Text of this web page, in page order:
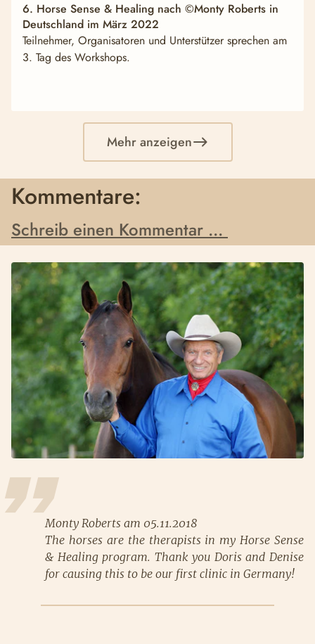
6. Horse Sense & Healing nach ©Monty Roberts in
Deutschland im März 2022
Teilnehmer, Organisatoren und Unterstützer sprechen am
3. Tag des Workshops.
Mehr anzeigen
Kommentare:
Schreib einen Kommentar ...
Monty Roberts am 05.11.2018
The horses are the therapists in my Horse Sense
& Healing program. Thank you Doris and Denise
for causing this to be our first clinic in Germany!